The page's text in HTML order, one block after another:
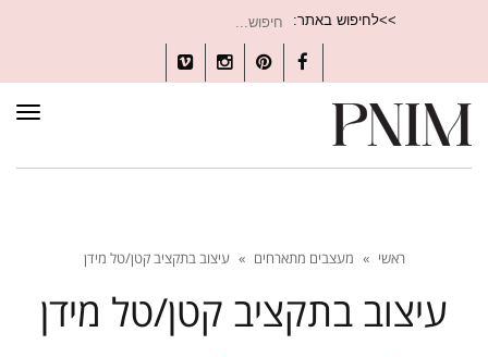
>>לחיפוש באתר:
עבור:
Facebook
Pinterest
Instagram
Vimeo
ראשי » מעצבים מתארחים » עיצוב בתקציב קטן/טל מידן
עיצוב בתקציב קטן/טל מידן